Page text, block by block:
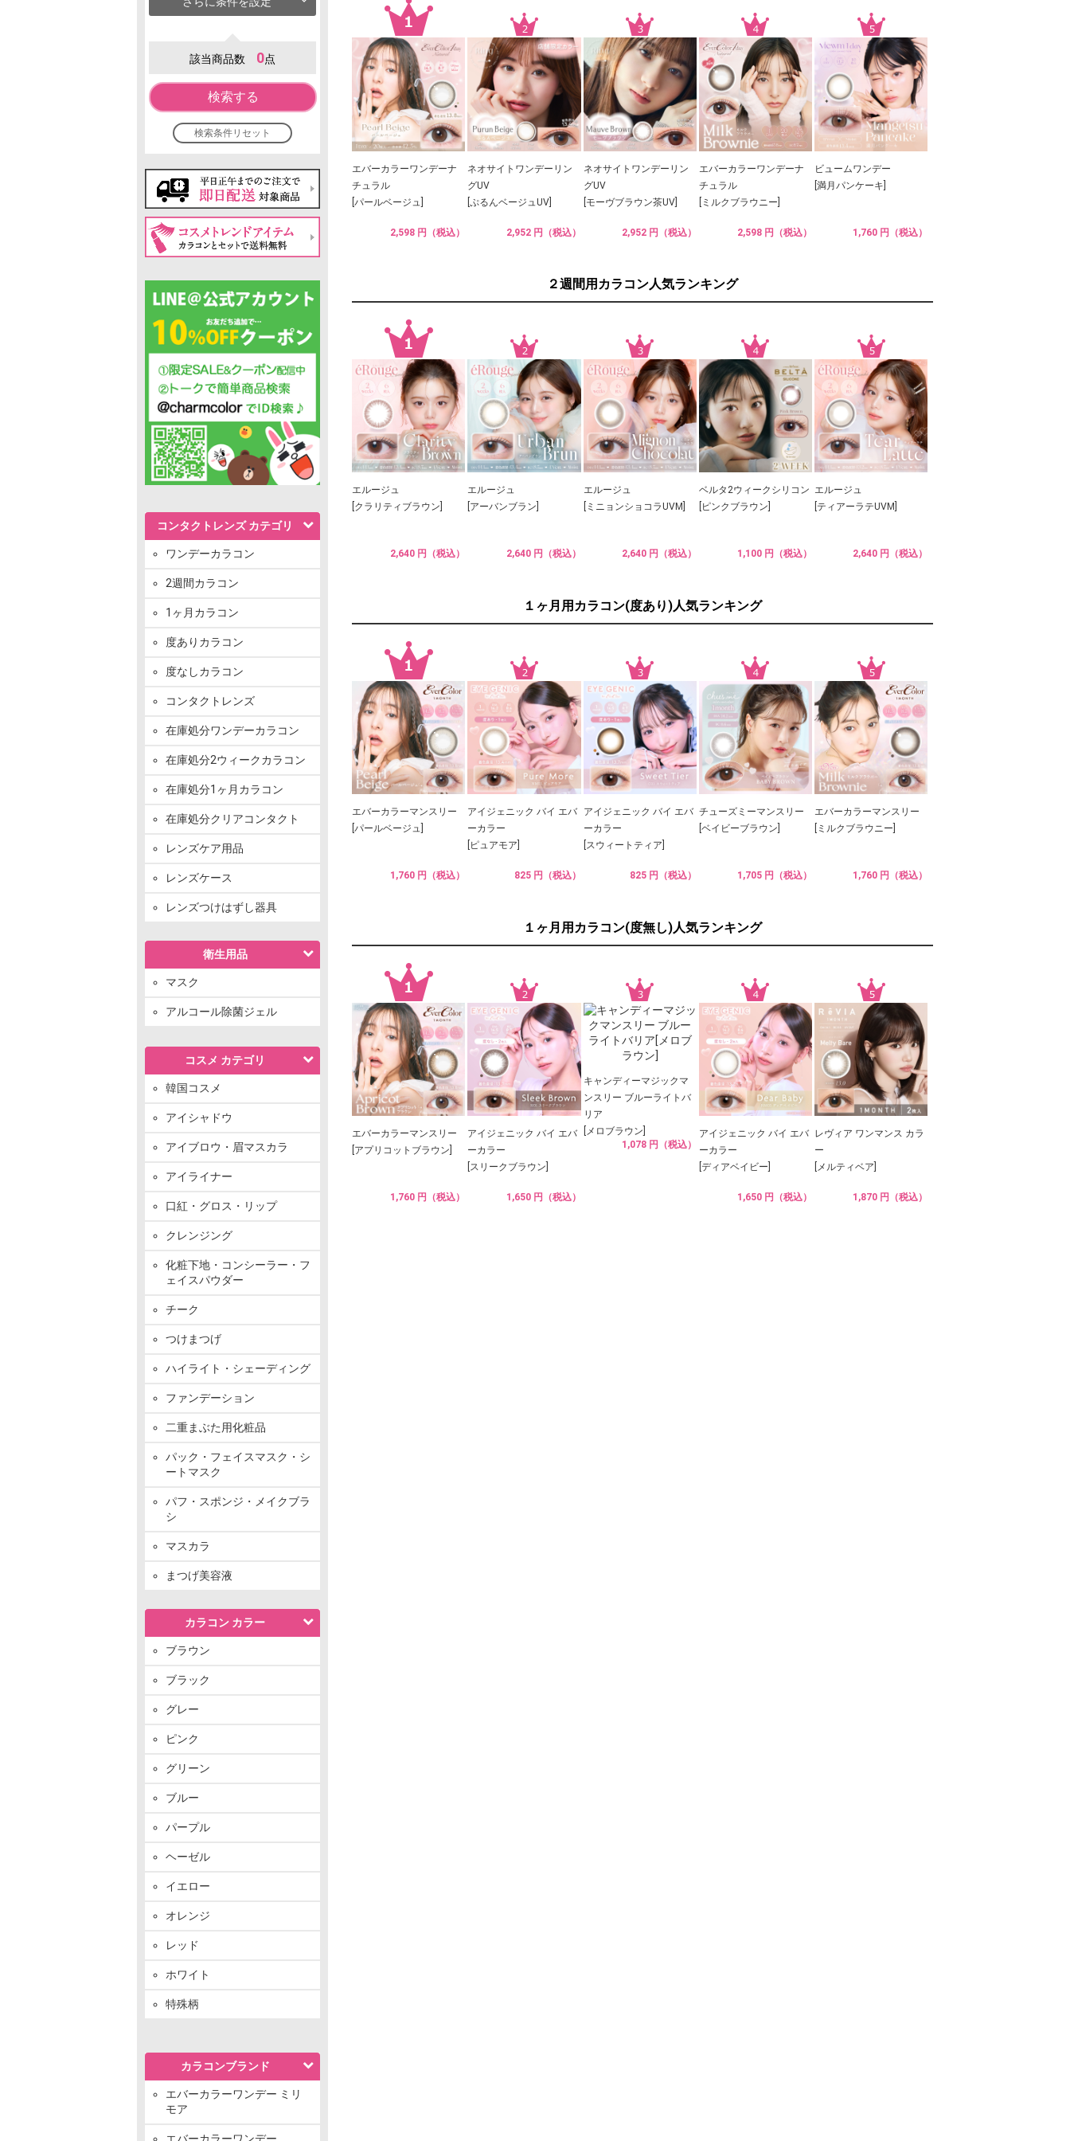
該当商品数 0点
検索する
検索条件リセット
コンタクトレンズ カテゴリ
ワンデーカラコン
2週間カラコン
1ヶ月カラコン
度ありカラコン
度なしカラコン
コンタクトレンズ
在庫処分ワンデーカラコン
在庫処分2ウィークカラコン
在庫処分1ヶ月カラコン
在庫処分クリアコンタクト
レンズケア用品
レンズケース
レンズつけはずし器具
衛生用品
マスク
アルコール除菌ジェル
コスメ カテゴリ
韓国コスメ
アイシャドウ
アイブロウ・眉マスカラ
アイライナー
口紅・グロス・リップ
クレンジング
化粧下地・コンシーラー・フ
ェイスパウダー
チーク
つけまつげ
ハイライト・シェーディング
ファンデーション
二重まぶた用化粧品
パック・フェイスマスク・シ
ートマスク
パフ・スポンジ・メイクブラ
シ
マスカラ
まつげ美容液
カラコン カラー
ブラウン
ブラック
グレー
ピンク
グリーン
ブルー
パープル
ヘーゼル
イエロー
オレンジ
レッド
ホワイト
特殊柄
カラコンブランド
エバーカラーワンデー ミリ
モア
エバーカラーワンデー
エバーカラーワンデーナ
チュラル
[パールベージュ]
2,598 円（税込）
ネオサイトワンデーリン
グUV
[ぷるんベージュUV]
2,952 円（税込）
ネオサイトワンデーリン
グUV
[モーヴブラウン茶UV]
2,952 円（税込）
エバーカラーワンデーナ
チュラル
[ミルクブラウニー]
2,598 円（税込）
ビュームワンデー
[満月パンケーキ]
1,760 円（税込）
２週間用カラコン人気ランキング
エルージュ
[クラリティブラウン]
2,640 円（税込）
エルージュ
[アーバンブラン]
2,640 円（税込）
エルージュ
[ミニョンショコラUVM]
2,640 円（税込）
ベルタ2ウィークシリコン
[ピンクブラウン]
1,100 円（税込）
エルージュ
[ティアーラテUVM]
2,640 円（税込）
１ヶ月用カラコン(度あり)人気ランキング
エバーカラーマンスリー
[パールベージュ]
1,760 円（税込）
アイジェニック バイ エバ
ーカラー
[ピュアモア]
825 円（税込）
アイジェニック バイ エバ
ーカラー
[スウィートティア]
825 円（税込）
チューズミーマンスリー
[ベイビーブラウン]
1,705 円（税込）
エバーカラーマンスリー
[ミルクブラウニー]
1,760 円（税込）
１ヶ月用カラコン(度無し)人気ランキング
エバーカラーマンスリー
[アプリコットブラウン]
1,760 円（税込）
アイジェニック バイ エバ
ーカラー
[スリークブラウン]
1,650 円（税込）
キャンディーマジックマ
ンスリー ブルーライトバ
リア
[メロブラウン]
1,078 円（税込）
アイジェニック バイ エバ
ーカラー
[ディアベイビー]
1,650 円（税込）
レヴィア ワンマンス カラ
ー
[メルティベア]
1,870 円（税込）